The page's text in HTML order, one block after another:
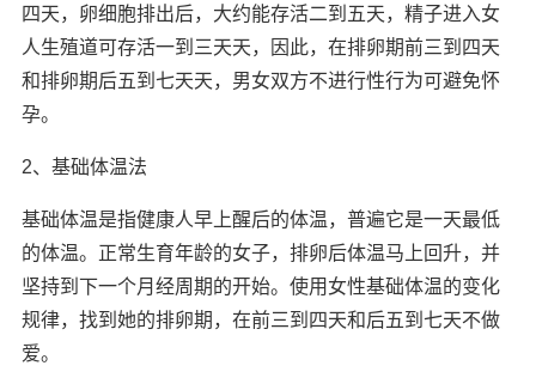
四天，卵细胞排出后，大约能存活二到五天，精子进入女
人生殖道可存活一到三天天，因此，在排卵期前三到四天
和排卵期后五到七天天，男女双方不进行性行为可避免怀
孕。
2、基础体温法
基础体温是指健康人早上醒后的体温，普遍它是一天最低
的体温。正常生育年龄的女子，排卵后体温马上回升，并
坚持到下一个月经周期的开始。使用女性基础体温的变化
规律，找到她的排卵期，在前三到四天和后五到七天不做
爱。